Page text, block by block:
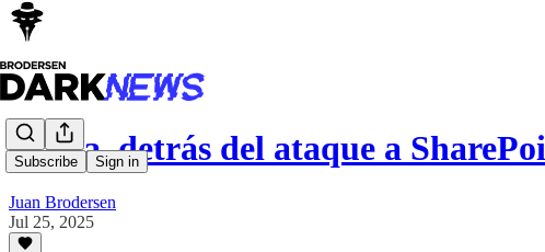
Subscribe Sign in
China, detrás del ataque a
Juan Brodersen
Jul 25, 2025